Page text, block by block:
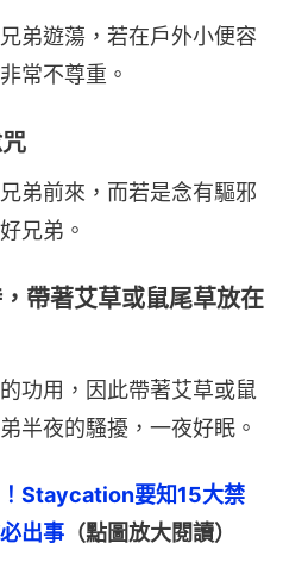
弟遊蕩，若在戶外小便容
常不尊重。
弟前來，而若是念有驅邪
兄弟。
帶著艾草或鼠尾草放在
功用，因此帶著艾草或鼠
半夜的騷擾，一夜好眠。
Staycation要知15大禁
出事 （點圖放大閱讀）